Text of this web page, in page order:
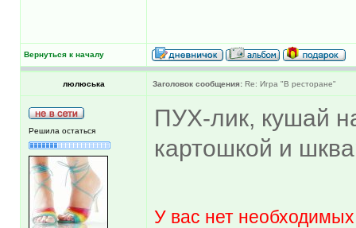
Вернуться к началу
люлюська Заголовок сообщения: Re: Игра "В ресторане"
Решила остаться
ПУХ-лик, кушай
картошкой и
У вас нет